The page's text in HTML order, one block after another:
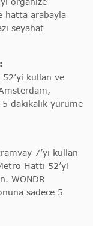
hatta arabayla
seyahat
kullan ve
dakikalık yürüme
7’yi kullan
Hattı 52’yi
WONDR
sadece 5